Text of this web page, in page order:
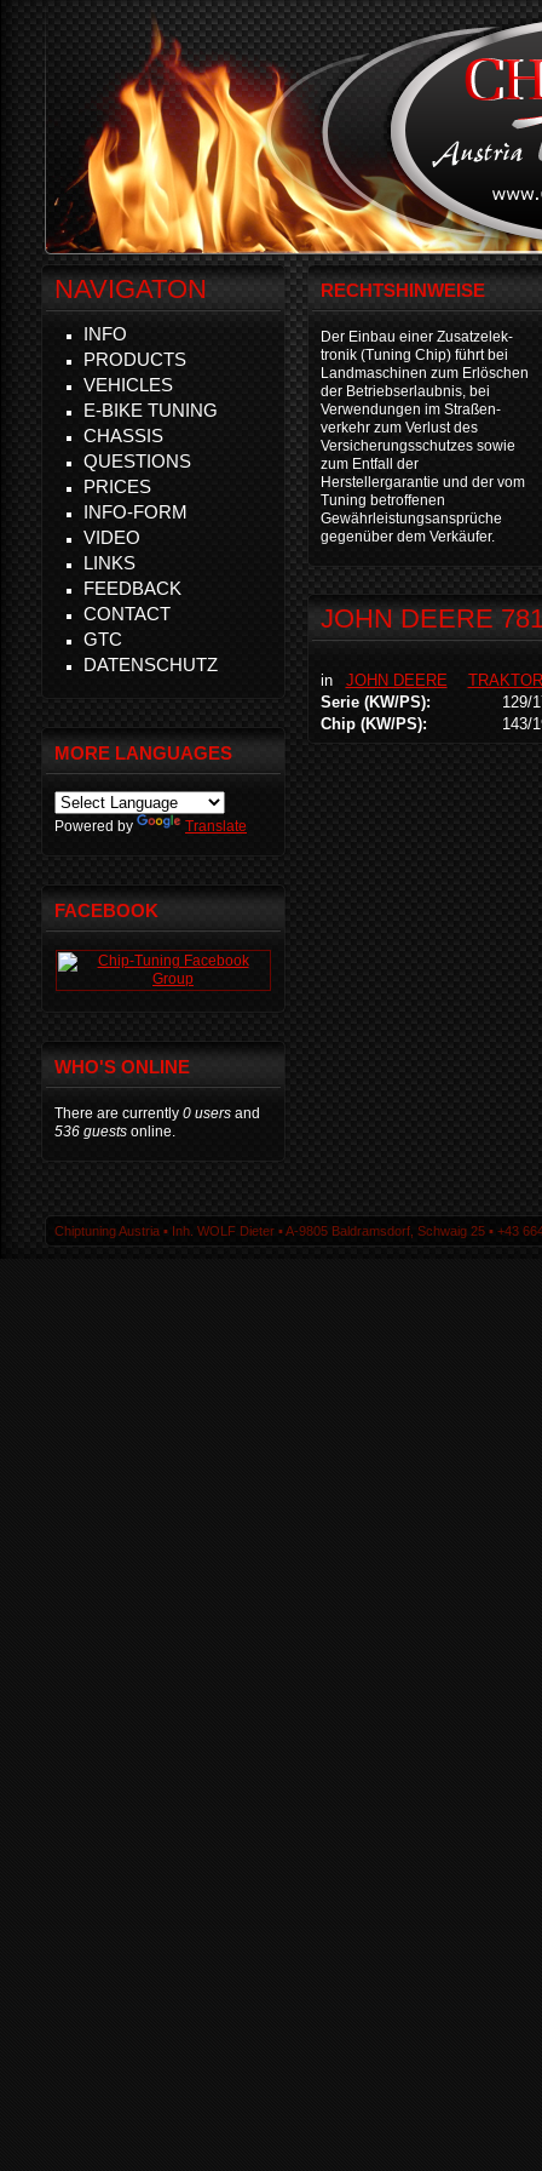
RECHTSHINWEISE
Der Einbau einer Zusatzelek-
tronik (Tuning Chip) führt bei
Landmaschinen zum Erlöschen
der Betriebserlaubnis, bei
Verwendungen im Straßen-
verkehr zum Verlust des
Versicherungsschutzes sowie
zum Entfall der
Herstellergarantie und der vom
Tuning betroffenen
Gewährleistungsansprüche
gegenüber dem Verkäufer.
JOHN DEERE
in JOHN DEERE
Serie (KW/PS):
129/
Chip (KW/PS):
143/
NAVIGATON
INFO
PRODUCTS
VEHICLES
E-BIKE TUNING
CHASSIS
QUESTIONS
PRICES
INFO-FORM
VIDEO
LINKS
FEEDBACK
CONTACT
GTC
DATENSCHUTZ
MORE LANGUAGES
Powered by Translate
FACEBOOK
WHO'S ONLINE
There are currently 0 users and
536 guests online.
Chiptuning Austria ▪ Inh. WOLF Dieter ▪ A-9805 Baldramsdorf, Schwaig 25 ▪ +43